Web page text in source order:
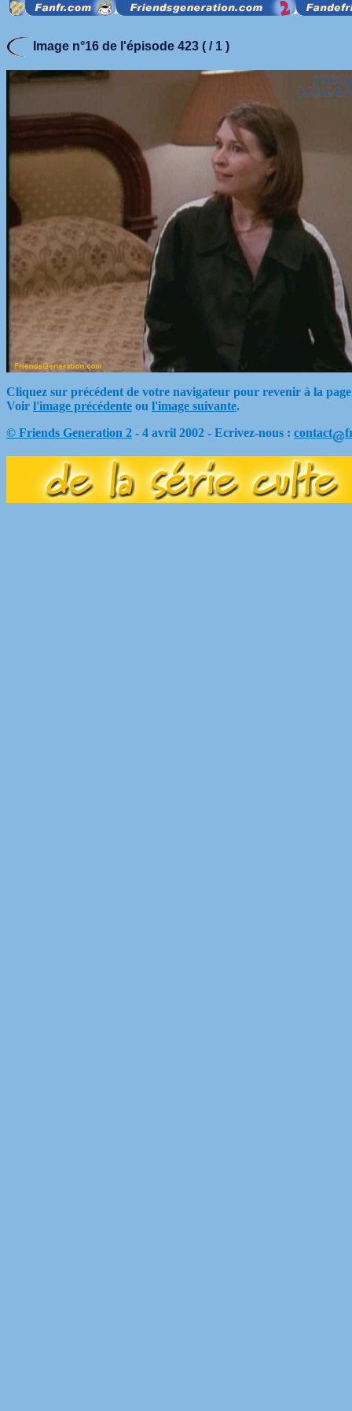
Image n°16 de l'épisode 423 ( / 1 )
Cliquez sur précédent de votre navigateur pour revenir à la
Voir l'image précédente ou l'image suivante.
© Friends Generation 2 - 4 avril 2002 - Ecrivez-nous : contact